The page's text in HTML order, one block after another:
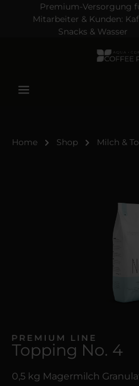
Premium-Versorgung
Mitarbeiter & Kunden:
Snacks & Wasser
Home Shop Milch &
Topping No. 4
0,5 kg Magermilch